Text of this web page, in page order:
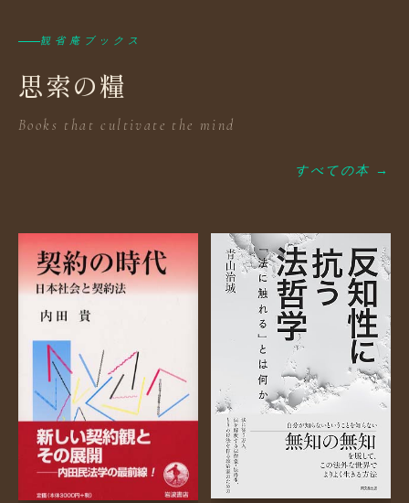
観省庵ブックス
思索の糧
Books that cultivate the mind
すべての本 →